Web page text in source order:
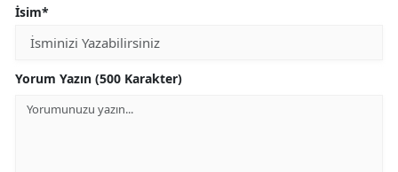
İsim*
Yorum Yazın (500 Karakter)